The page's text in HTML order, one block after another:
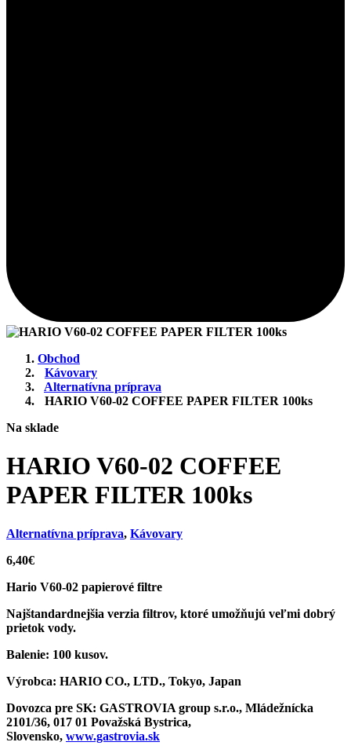
Obchod
Kávovary
Alternatívna príprava
HARIO V60-02 COFFEE PAPER FILTER 100ks
Na sklade
HARIO V60-02 COFFEE
PAPER FILTER 100ks
Alternatívna príprava, Kávovary
6,40€
Hario V60-02 papierové filtre
Najštandardnejšia verzia filtrov, ktoré umožňujú veľmi dobrý
prietok vody.
Balenie: 100 kusov.
Výrobca: HARIO CO., LTD., Tokyo, Japan
Dovozca pre SK: GASTROVIA group s.r.o., Mládežnícka
2101/36, 017 01 Považská Bystrica,
Slovensko, www.gastrovia.sk